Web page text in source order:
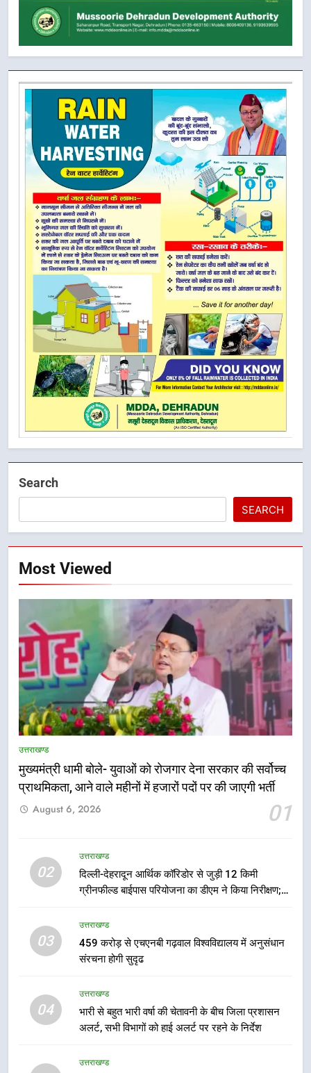
Search
SEARCH
Most Viewed
उत्तराखण्ड
मुख्यमंत्री धामी बोले- युवाओं को रोजगार देना सरकार की सर्वोच्च
प्राथमिकता, आने वाले महीनों में हजारों पदों पर की जाएगी भर्ती
01
August 6, 2026
02
उत्तराखण्ड
दिल्ली-देहरादून आर्थिक कॉरिडोर से जुड़ी 12 किमी
ग्रीनफील्ड बाईपास परियोजना का डीएम ने किया निरीक्षण;
सुरक्षा मानकों से कोई समझौता नहींः डीएम
03
उत्तराखण्ड
459 करोड़ से एचएनबी गढ़वाल विश्वविद्यालय में अनुसंधान
संरचना होगी सुदृढ
04
उत्तराखण्ड
भारी से बहुत भारी वर्षा की चेतावनी के बीच जिला प्रशासन
अलर्ट, सभी विभागों को हाई अलर्ट पर रहने के निर्देश
उत्तराखण्ड
एमडीडीए बोर्ड बैठक में 25 विकास प्रस्तावों
की हुई समीक्षा
उत्तराखण्ड
बैरागीवाला हत्याकांड के फरार चल रहे
अभियुक्त को दून पुलिस ने हरिद्वार से किया